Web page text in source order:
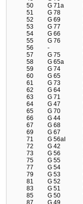
50
G 71a
51
G 78
52
G 69
53
G 77
54
G 66
55
G 76
56
-
57
G 75
58
G 65a
59
G 74
60
G 65
61
G 73
62
G 64
63
G 71
64
G 47
65
G 70
66
G 44
67
G 68
69
G 67
71
G 56aI
72
G 42
73
G 56
75
G 55
77
G 54
79
G 53
81
G 52
83
G 51
85
G 50